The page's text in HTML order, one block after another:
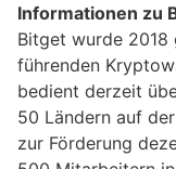
Informationen zu
Bitget wurde 2018
führenden
bedient derzeit
50 Ländern auf
zur Förderung